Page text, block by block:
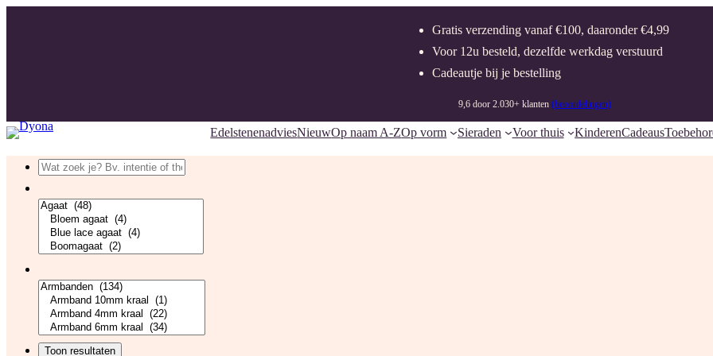
Gratis verzending vanaf €100, daaronder €4,99
Voor 12u besteld, dezelfde werkdag verstuurd
Cadeautje bij je bestelling
9,6 door 2.030+ klanten (beoordelingen)
EdelstenenadviesNieuwOp naam A-ZOp vorm Sieraden Voor thuis KinderenCadeaus